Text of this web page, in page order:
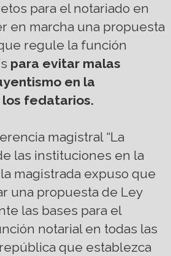
para el notariado en
en marcha una propuesta
regule la función
para evitar malas
en la
fedatarios.
magistral “La
las instituciones en la
la magistrada expuso que
una propuesta de Ley
las bases para el
notarial en todas las
que establezca